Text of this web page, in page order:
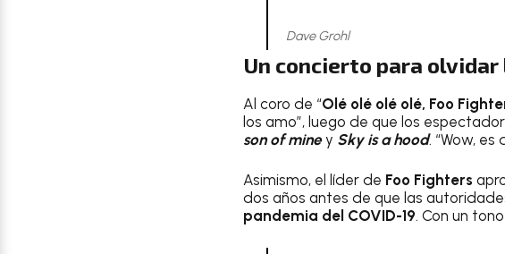
Dave Grohl
Un concierto para olvidar
Al coro de “Olé olé olé olé, Foo
los amo”, luego de que los
son of miney Sky is a hood. “Wow,
Asimismo, el líder de Foo Fighters
dos años antes de que las
pandemia del COVID-19. Con un